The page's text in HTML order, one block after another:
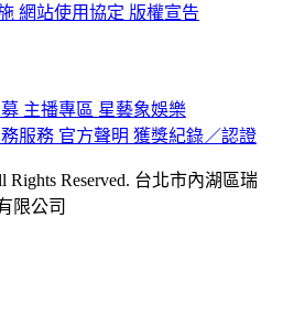
網站使用協定 版權宣告
主播專區 星藝象娛樂
服務 官方聲明 獲獎紀錄／認證
Rights Reserved. 台北市內湖區瑞
限公司